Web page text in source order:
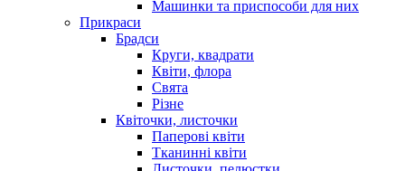
Машинки та приспособи для них
Прикраси
Брадси
Круги, квадрати
Квіти, флора
Свята
Різне
Квіточки, листочки
Паперові квіти
Тканинні квіти